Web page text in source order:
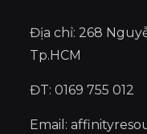
Địa chỉ: 268
Tp.HCM
ĐT: 0169 755 012
Email: